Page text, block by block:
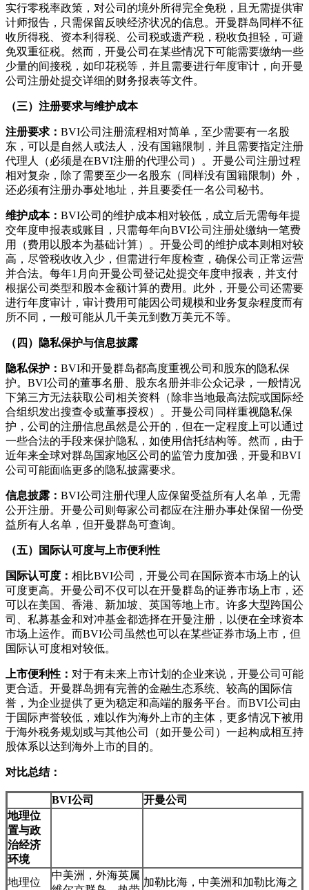
实行零税率政策，对公司的境外所得完全免税，且无需提供审
计师报告，只需保留反映经济状况的信息。开曼群岛同样不征
收所得税、资本利得税、公司税或遗产税，税收负担轻，可避
免双重征税。然而，开曼公司在某些情况下可能需要缴纳一些
少量的间接税，如印花税等，并且需要进行年度审计，向开曼
公司注册处提交详细的财务报表等文件。
（三）注册要求与维护成本
注册要求： BVI公司注册流程相对简单，至少需要有一名股
东，可以是自然人或法人，没有国籍限制，并且需要指定注册
代理人（必须是在BVI注册的代理公司）。开曼公司注册过程
相对复杂，除了需要至少一名股东（同样没有国籍限制）外，
还必须有注册办事处地址，并且要委任一名公司秘书。
维护成本： BVI公司的维护成本相对较低，成立后无需每年提
交年度申报表或账目，只需每年向BVI公司注册处缴纳一笔费
用（费用以股本为基础计算）。开曼公司的维护成本则相对较
高，尽管税收收入少，但需进行年度检查，确保公司正常运营
并合法。每年1月向开曼公司登记处提交年度申报表，并支付
根据公司类型和股本金额计算的费用。此外，开曼公司还需要
进行年度审计，审计费用可能因公司规模和业务复杂程度而有
所不同，一般可能从几千美元到数万美元不等。
（四）隐私保护与信息披露
隐私保护： BVI和开曼群岛都高度重视公司和股东的隐私保
护。BVI公司的董事名册、股东名册并非公众记录，一般情况
下第三方无法获取公司相关资料（除非当地最高法院或国际经
合组织发出搜查令或董事授权）。开曼公司同样重视隐私保
护，公司的注册信息虽然是公开的，但在一定程度上可以通过
一些合法的手段来保护隐私，如使用信托结构等。然而，由于
近年来全球对群岛国家地区公司的监管力度加强，开曼和BVI
公司可能面临更多的隐私披露要求。
信息披露： BVI公司注册代理人应保留受益所有人名单，无需
公开注册。开曼公司则每家公司都应在注册办事处保留一份受
益所有人名单，但开曼群岛可查询。
（五）国际认可度与上市便利性
国际认可度： 相比BVI公司，开曼公司在国际资本市场上的认
可度更高。开曼公司不仅可以在开曼群岛的证券市场上市，还
可以在美国、香港、新加坡、英国等地上市。许多大型跨国公
司、私募基金和对冲基金都选择在开曼注册，以便在全球资本
市场上运作。而BVI公司虽然也可以在某些证券市场上市，但
国际认可度相对较低。
上市便利性： 对于有未来上市计划的企业来说，开曼公司可能
更合适。开曼群岛拥有完善的金融生态系统、较高的国际信
誉，为企业提供了更为稳定和高端的服务平台。而BVI公司由
于国际声誉较低，难以作为海外上市的主体，更多情况下被用
于海外税务规划或与其他公司（如开曼公司）一起构成相互持
股体系以达到海外上市的目的。
对比总结：
BVI公司
开曼公司
地理位
置与政
治经济
环境
地理位
中美洲，外海英属
加勒比海，中美洲和加勒比海之